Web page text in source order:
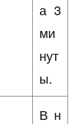
а 3
ми
нут
ы.
В н